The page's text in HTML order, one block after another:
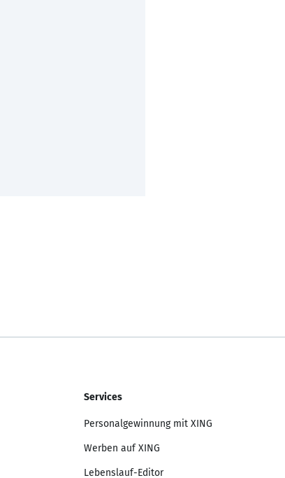
Services
Personalgewinnung mit XING
Werben auf XING
Lebenslauf-Editor